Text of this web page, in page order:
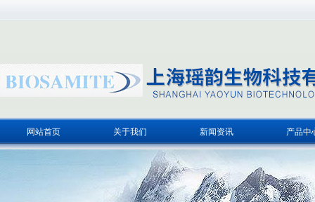
网站首页 关于我们 新闻资讯 产品中